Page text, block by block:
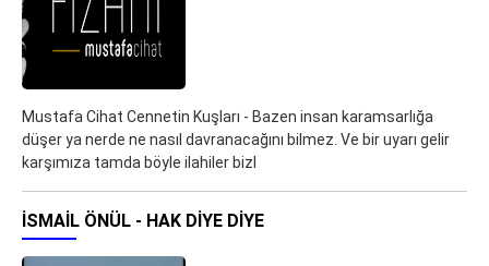
Mustafa Cihat Cennetin Kuşları - Bazen insan karamsarlığa
düşer ya nerde ne nasıl davranacağını bilmez. Ve bir uyarı gelir
karşımıza tamda böyle ilahiler bizl
İSMAIL ÖNÜL - HAK DIYE DIYE